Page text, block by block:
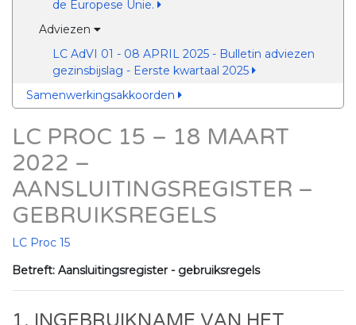
de Europese Unie.
Adviezen
LC AdVI 01 - 08 APRIL 2025 - Bulletin adviezen
gezinsbijslag - Eerste kwartaal 2025
Samenwerkingsakkoorden
LC PROC 15 – 18 MAART
2022 –
AANSLUITINGSREGISTER –
GEBRUIKSREGELS
LC Proc 15
Betreft: Aansluitingsregister - gebruiksregels